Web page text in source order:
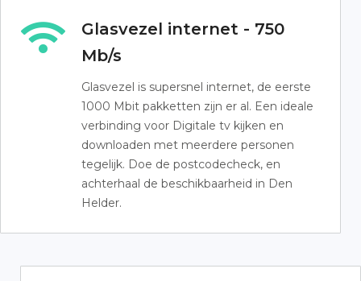
Glasvezel internet - 750
Mb/s
Glasvezel is supersnel internet, de eerste
1000 Mbit pakketten zijn er al. Een ideale
verbinding voor Digitale tv kijken en
downloaden met meerdere personen
tegelijk. Doe de postcodecheck, en
achterhaal de beschikbaarheid in Den
Helder.